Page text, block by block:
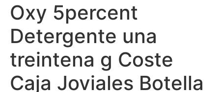
Oxy 5percent
Detergente una
treintena g Coste
Caja Joviales Botella